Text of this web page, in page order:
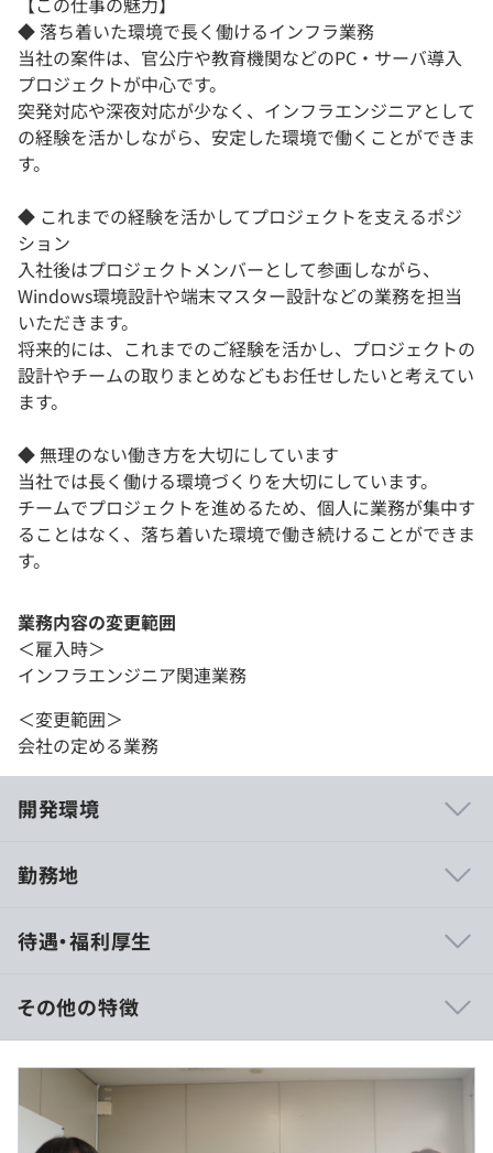
◆ 落ち着いた環境で長く働けるインフラ業務
当社の案件は、官公庁や教育機関などのPC・サーバ導入
プロジェクトが中心です。
突発対応や深夜対応が少なく、インフラエンジニアとして
の経験を活かしながら、安定した環境で働くことができま
す。
◆ これまでの経験を活かしてプロジェクトを支えるポジ
ション
入社後はプロジェクトメンバーとして参画しながら、
Windows環境設計や端末マスター設計などの業務を担当
いただきます。
将来的には、これまでのご経験を活かし、プロジェクトの
設計やチームの取りまとめなどもお任せしたいと考えてい
ます。
◆ 無理のない働き方を大切にしています
当社では長く働ける環境づくりを大切にしています。
チームでプロジェクトを進めるため、個人に業務が集中す
ることはなく、落ち着いた環境で働き続けることができま
す。
業務内容の変更範囲
＜雇入時＞
インフラエンジニア関連業務
＜変更範囲＞
会社の定める業務
開発環境
▼入社後は基礎研修からスタート（2週間）
半年）
▼ITに関する実務経験を積み、エンジニアデビュー
▼入社してしばらくは、週に1回程度。その後も2週間～1
カ月に1回は面談を実施。
【経験者向けの研修制度】
勤務地
待遇・福利厚生
■月給25万円～+賞与（昨年度3カ月分支給）
※初年度の年収は400万円～600万円を想定しています。
※前職年収・経験・年齢・スキルなどを考慮の上、当社規
定に基づき決定いたします。詳細は面接時にお伝えさせて
その他の特徴